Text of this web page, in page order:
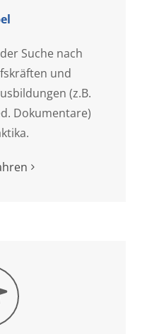
Suche nach
und
(z.B.
Dokumentare)